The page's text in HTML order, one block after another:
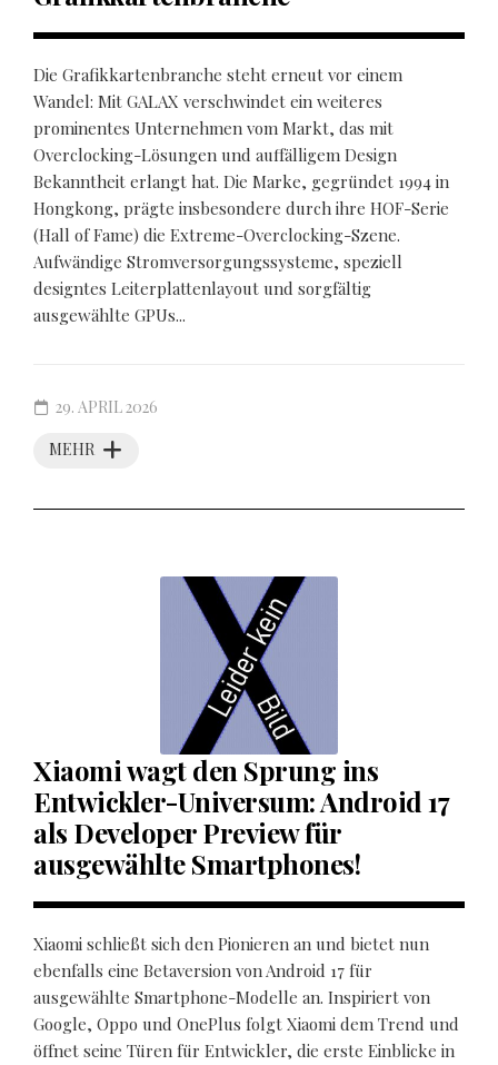
Die Grafikkartenbranche steht erneut vor einem
Wandel: Mit GALAX verschwindet ein weiteres
prominentes Unternehmen vom Markt, das mit
Overclocking-Lösungen und auffälligem Design
Bekanntheit erlangt hat. Die Marke, gegründet 1994 in
Hongkong, prägte insbesondere durch ihre HOF-Serie
(Hall of Fame) die Extreme-Overclocking-Szene.
Aufwändige Stromversorgungssysteme, speziell
designtes Leiterplattenlayout und sorgfältig
ausgewählte GPUs...
MEHR
29. APRIL 2026
Xiaomi wagt den Sprung ins
Entwickler-Universum: Android 17
als Developer Preview für
ausgewählte Smartphones!
Xiaomi schließt sich den Pionieren an und bietet nun
ebenfalls eine Betaversion von Android 17 für
ausgewählte Smartphone-Modelle an. Inspiriert von
Google, Oppo und OnePlus folgt Xiaomi dem Trend und
öffnet seine Türen für Entwickler, die erste Einblicke in